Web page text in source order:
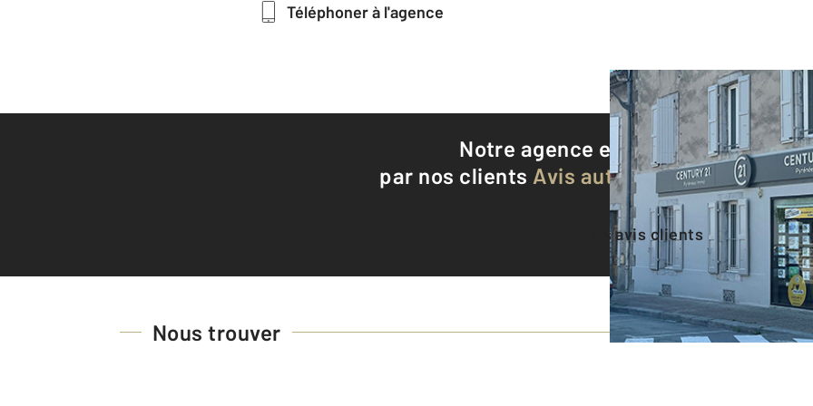
Téléphoner à l'agence
Notre agence est notée9,3/10
par nos clients Avis authentifiés par
Voir tous les avis clients
Nous trouver